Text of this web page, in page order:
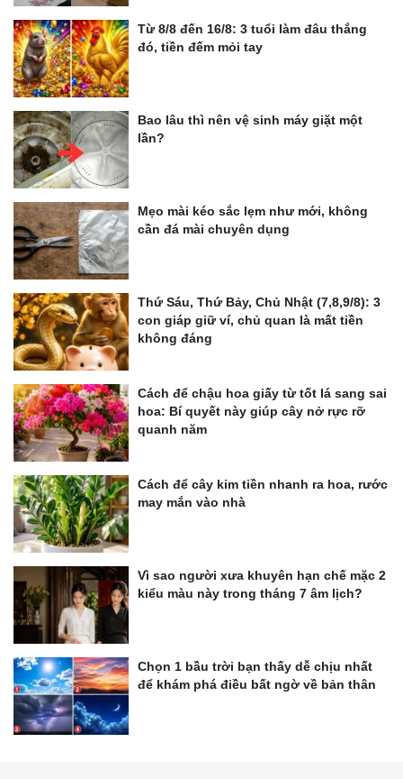
Từ 8/8 đến 16/8: 3 tuổi làm đâu thắng
đó, tiền đếm mỏi tay
Bao lâu thì nên vệ sinh máy giặt một
lần?
Mẹo mài kéo sắc lẹm như mới, không
cần đá mài chuyên dụng
Thứ Sáu, Thứ Bảy, Chủ Nhật (7,8,9/8): 3
con giáp giữ ví, chủ quan là mất tiền
không đáng
Cách để chậu hoa giấy từ tốt lá sang sai
hoa: Bí quyết này giúp cây nở rực rỡ
quanh năm
Cách để cây kim tiền nhanh ra hoa, rước
may mắn vào nhà
Vì sao người xưa khuyên hạn chế mặc 2
kiểu màu này trong tháng 7 âm lịch?
Chọn 1 bầu trời bạn thấy dễ chịu nhất
để khám phá điều bất ngờ về bản thân